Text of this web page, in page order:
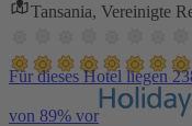
Tansania, Vereinigte
Für dieses Hotel liegen
von 89% vor